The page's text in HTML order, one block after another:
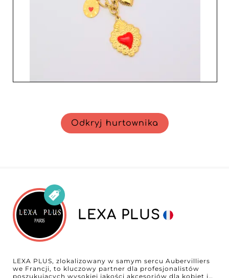
Odkryj hurtownika
LEXA PLUS
LEXA PLUS, zlokalizowany w samym sercu Aubervilliers
we Francji, to kluczowy partner dla profesjonalistów
poszukujących wysokiej jakości akcesoriów dla kobiet i